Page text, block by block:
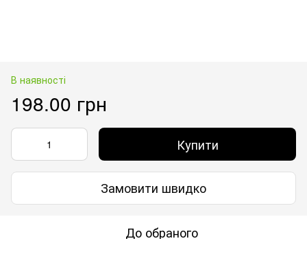
В наявності
198.00 грн
Купити
Замовити швидко
До обраного